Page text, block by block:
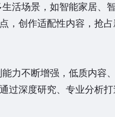
活场景，如智能家居、
，创作适配性内容，抢占
力不断增强，低质内容
过深度研究、专业分析